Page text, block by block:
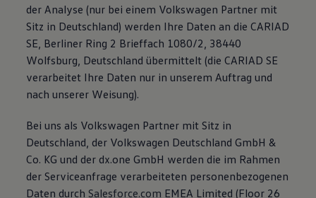
der Analyse (nur bei einem Volkswagen Partner mit
Sitz in Deutschland) werden Ihre Daten an die CARIAD
SE, Berliner Ring 2 Brieffach 1080/2, 38440
Wolfsburg, Deutschland übermittelt (die CARIAD SE
verarbeitet Ihre Daten nur in unserem Auftrag und
nach unserer Weisung).
Bei uns als Volkswagen Partner mit Sitz in
Deutschland, der Volkswagen Deutschland GmbH &
Co. KG und der dx.one GmbH werden die im Rahmen
der Serviceanfrage verarbeiteten personenbezogenen
Daten durchSalesforce.com EMEA Limited (Floor 26